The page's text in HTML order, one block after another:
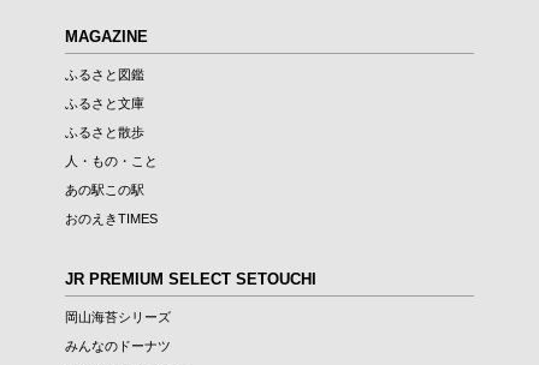
MAGAZINE
ふるさと図鑑
ふるさと文庫
ふるさと散歩
人・もの・こと
あの駅この駅
おのえきTIMES
JR PREMIUM SELECT SETOUCHI
岡山海苔シリーズ
みんなのドーナツ